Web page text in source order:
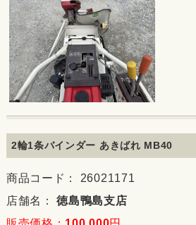
2輪1条バインダー あきばれ MB40
商品コード： 26021171
店舗名：徳島鴨島支店